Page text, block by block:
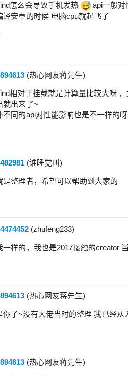
怎么会导致手机发热
api一般对
译安卓的时候 电脑cpu就起飞了
(热心网友蒋先生)
相对于挂载就是计算量比较大呀
就出来了~
不同的api对性能影响也是不一样的
(谁睡觉叫)
是整理者，希望可以帮助到大家的
(zhufeng233)
一样的，我也是2017接触的creator
(热心网友蒋先生)
你了~没有大佬当时的整理 我已经从
(热心网友蒋先生)